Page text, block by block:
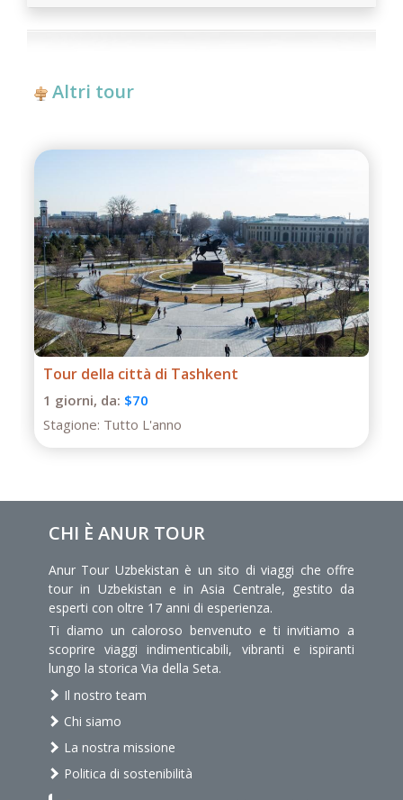
Altri tour
Tour di un giorno a Termiz
1 giorni,
Stagione:
CHI È ANUR TOUR
Anur Tour Uzbekistan è un sito di viaggi che offre
tour in Uzbekistan e in Asia Centrale, gestito da
esperti con oltre 17 anni di esperienza.
Ti diamo un caloroso benvenuto e ti invitiamo a
scoprire viaggi indimenticabili, vibranti e ispiranti
lungo la storica Via della Seta.
Il nostro team
Chi siamo
La nostra missione
Politica di sostenibilità